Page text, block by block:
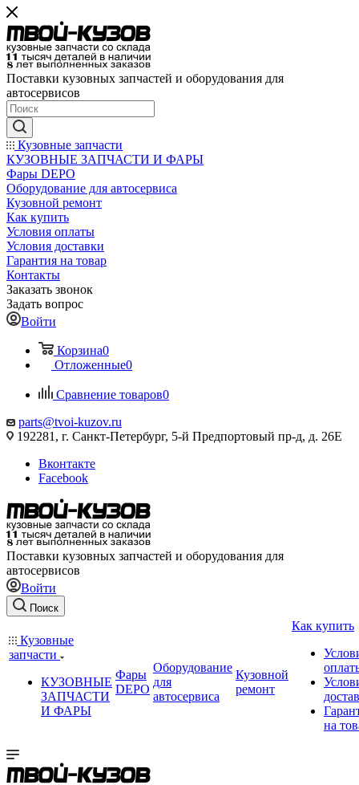
Поставки кузовных запчастей и оборудования для
автосервисов
Кузовные запчасти
КУЗОВНЫЕ ЗАПЧАСТИ И ФАРЫ
Фары DEPO
Оборудование для автосервиса
Кузовной ремонт
Как купить
Условия оплаты
Условия доставки
Гарантия на товар
Контакты
Заказать звонок
Задать вопрос
Войти
Корзина0
Отложенные0
Сравнение товаров0
parts@tvoi-kuzov.ru
192281, г. Санкт-Петербург, 5-й Предпортовый пр-д, д. 26Е
Вконтакте
Facebook
Поставки кузовных запчастей и оборудования для
автосервисов
Войти
Поиск
Кузовные
запчасти
КУЗОВНЫЕ
ЗАПЧАСТИ
И ФАРЫ
Фары
DEPO
Оборудование
для
автосервиса
Кузовной
ремонт
Как купить
на